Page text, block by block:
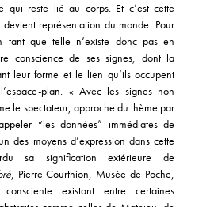
qui reste lié au corps. Et c’est cette
représentation du monde. Pour
tant que telle n’existe donc pas en
conscience de ses signes, dont la
leur forme et le lien qu’ils occupent
plan. « Avec les signes non
le spectateur, approche du thème par
“les données” immédiates de
des moyens d’expression dans cette
sa signification extérieure de
, Pierre Courthion, Musée de Poche,
existant entre certaines